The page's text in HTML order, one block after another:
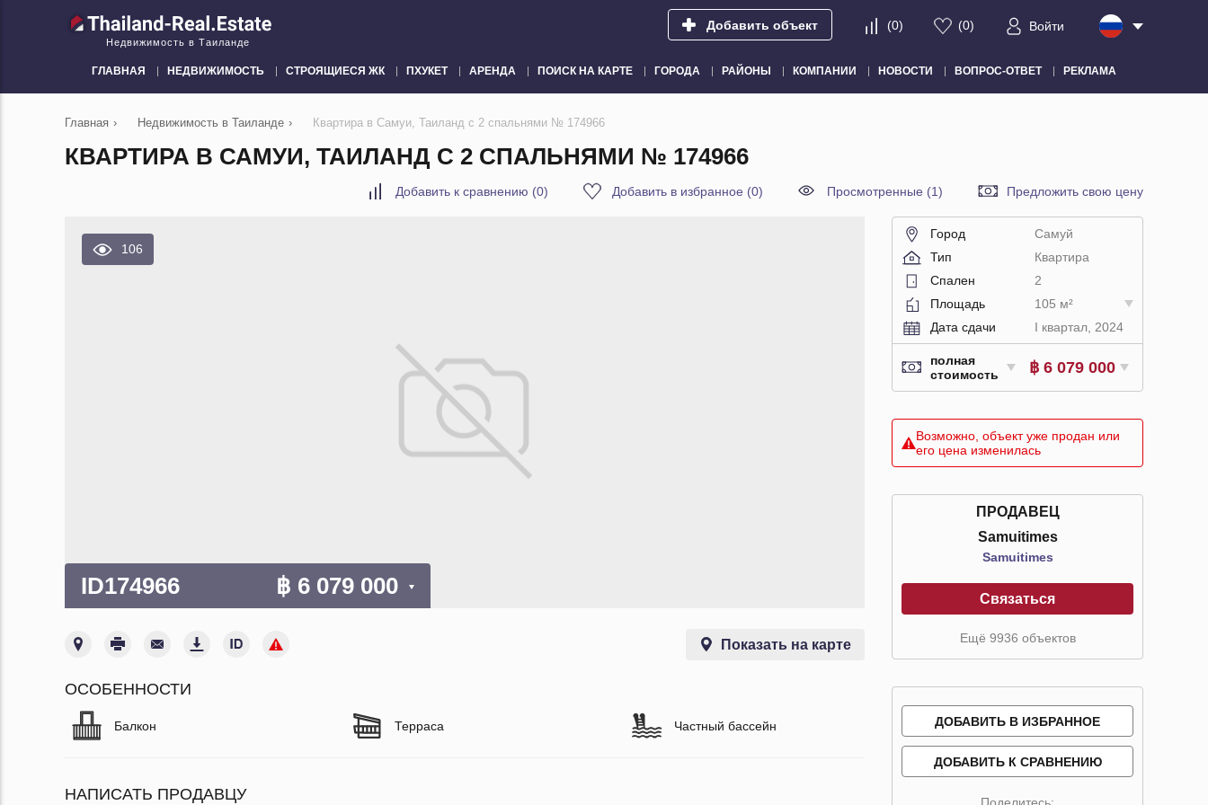
Недвижимость в Таиланде
Добавить объект (0) (0) Войти
ГЛАВНАЯ НЕДВИЖИМОСТЬ СТРОЯЩИЕСЯ ЖК ПХУКЕТ АРЕНДА ПОИСК НА КАРТЕ ГОРОДА РАЙОНЫ КОМПАНИИ НОВОСТИ ВОПРОС-ОТВЕТ РЕКЛАМА
Главная › Недвижимость в Таиланде › Квартира в Самуи, Таиланд с 2 спальнями № 174966
КВАРТИРА В САМУИ, ТАИЛАНД С 2 СПАЛЬНЯМИ № 174966
Добавить к сравнению (0) Добавить в избранное (0) Просмотренные (1) Предложить свою цену
106
ID174966 ฿ 6 079 000
Показать на карте
ОСОБЕННОСТИ
Балкон Терраса Частный бассейн
НАПИСАТЬ ПРОДАВЦУ
Город
Самуй
Тип
Квартира
Спален
2
Площадь
105 м²
Дата сдачи
I квартал, 2024
полная
стоимость
฿ 6 079 000
Возможно, объект уже продан или
его цена изменилась
ПРОДАВЕЦ
Samuitimes
Samuitimes
Связаться
Ещё 9936 объектов
ДОБАВИТЬ В ИЗБРАННОЕ
ДОБАВИТЬ К СРАВНЕНИЮ
Поделитесь: